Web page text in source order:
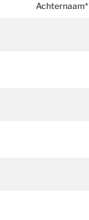
Achternaam*